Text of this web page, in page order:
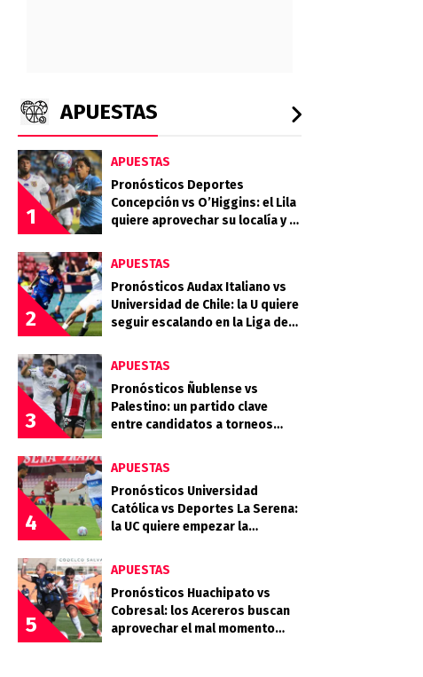
APUESTAS
1
APUESTAS
Pronósticos Deportes
Concepción vs O’Higgins: el Lila
quiere aprovechar su localía y el
2
APUESTAS
Pronósticos Audax Italiano vs
Universidad de Chile: la U quiere
seguir escalando en la Liga de
3
APUESTAS
Pronósticos Ñublense vs
Palestino: un partido clave
entre candidatos a torneos
4
APUESTAS
Pronósticos Universidad
Católica vs Deportes La Serena:
la UC quiere empezar la
5
APUESTAS
Pronósticos Huachipato vs
Cobresal: los Acereros buscan
aprovechar el mal momento